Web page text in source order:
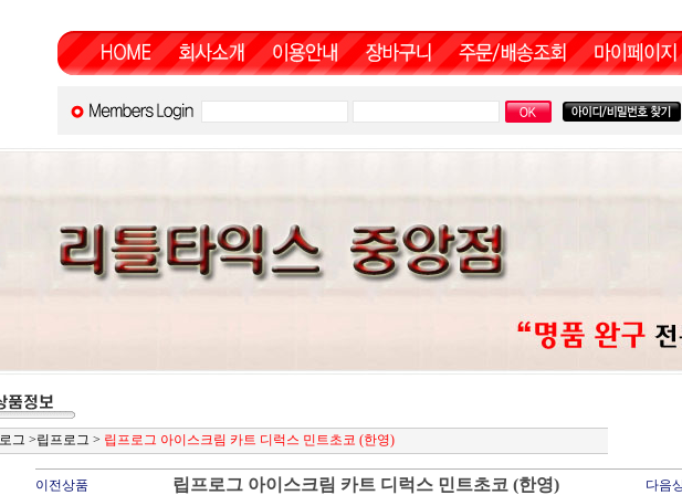
그 >립프로그 > 립프로그 아이스크림 카트 디럭스 민트초코 (한영)
이전상품 립프로그 아이스크림 카트 디럭스 민트초코 (한영) 다음